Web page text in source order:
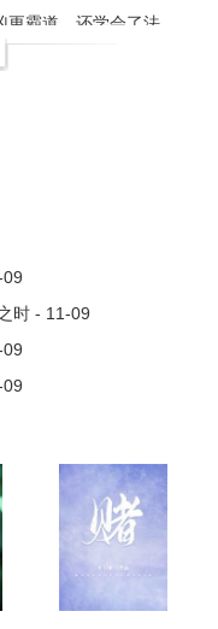
更霸道，还学会了法
时 - 11-09